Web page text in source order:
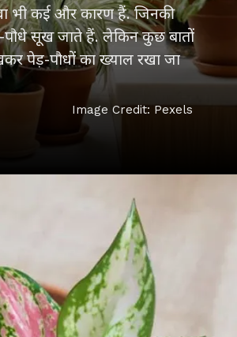
भी कई और कारण हैं. जिनकी
सूख जाते हैं. लेकिन कुछ बातों
पेड़-पौधों का ख्याल रखा जा
Image Credit: Pexels